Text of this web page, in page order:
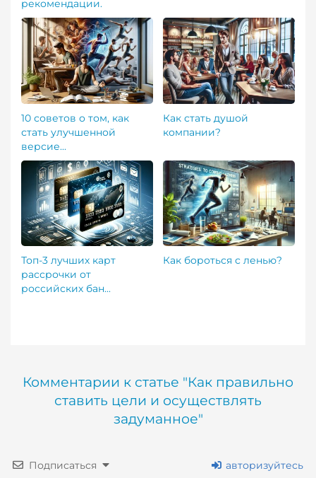
рекомендации.
10 советов о том, как
стать улучшенной
версие...
Топ-3 лучших карт
рассрочки от
российских бан...
Как стать душой
компании?
Как бороться с ленью?
Комментарии к статье "Как правильно
ставить цели и осуществлять
задуманное"
Подписаться авторизуйтесь